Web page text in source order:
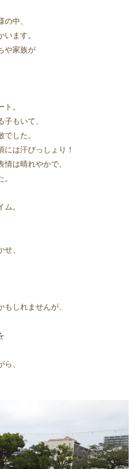
中、
ます。
や家族が
。
もいて、
した。
には汗びっしょり！
は晴れやかで、
。
、
しれませんが、
、